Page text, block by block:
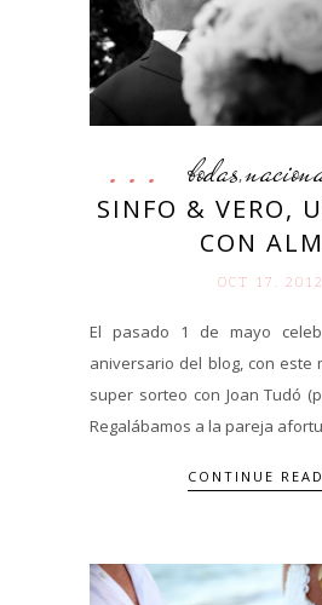
bodas,
SINFO & VERO,
CON
OCT 17. 2012
El pasado 1 de mayo
aniversario del blog, con este
super sorteo con Joan Tudó
Regalábamos a la pareja
CONTINUE